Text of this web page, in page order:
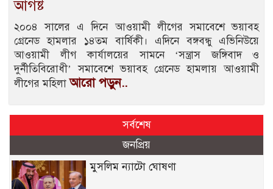
আগষ্ট
২০০৪ সালের এ দিনে আওয়ামী লীগের সমাবেশে ভয়াবহ
গ্রেনেড হামলার ১৪তম বার্ষিকী। এদিনে বঙ্গবন্ধু এভিনিউয়ে
আওয়ামী লীগ কার্যালয়ের সামনে ‘সন্ত্রাস জঙ্গিবাদ ও
দুর্নীতিবিরোধী’ সমাবেশে ভয়াবহ গ্রেনেড হামলায় আওয়ামী
লীগের মহিলাআরো পড়ুন..
সর্বশেষ
জনপ্রিয়
মুসলিম ন্যাটো ঘোষণা